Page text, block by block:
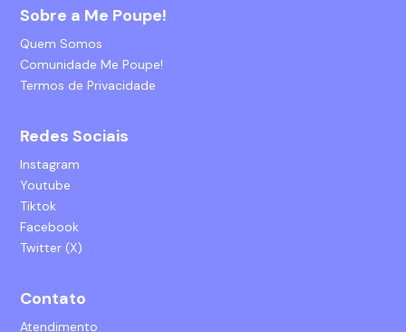
Sobre a Me Poupe!
Quem Somos
Comunidade Me Poupe!
Termos de Privacidade
Redes Sociais
Instagram
Youtube
Tiktok
Facebook
Twitter (X)
Contato
Atendimento